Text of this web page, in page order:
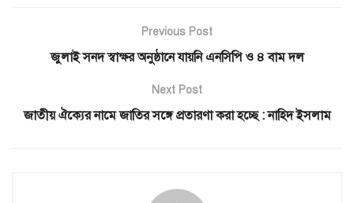
Previous Post
জুলাই সনদ স্বাক্ষর অনুষ্ঠানে যায়নি এনসিপি ও ৪ বাম দল
Next Post
জাতীয় ঐক্যের নামে জাতির সঙ্গে প্রতারণা করা হচ্ছে : নাহিদ ইসলাম